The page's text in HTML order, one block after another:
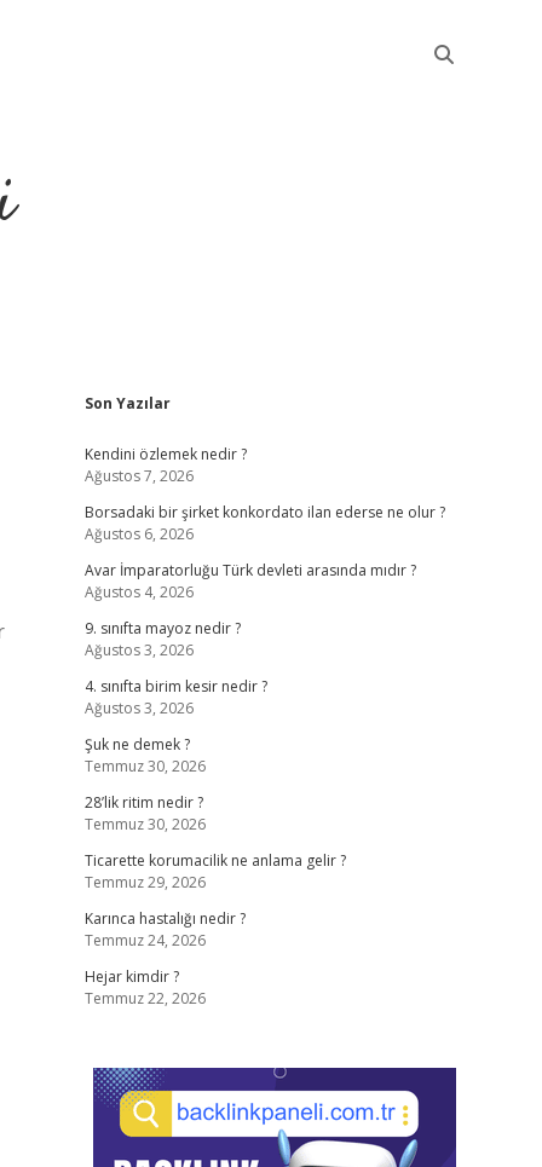
Sidebar
Son Yazılar
Kendini özlemek nedir ?
Ağustos 7, 2026
Borsadaki bir şirket konkordato ilan ederse ne olur ?
Ağustos 6, 2026
Avar İmparatorluğu Türk devleti arasında mıdır ?
Ağustos 4, 2026
9. sınıfta mayoz nedir ?
Ağustos 3, 2026
4. sınıfta birim kesir nedir ?
Ağustos 3, 2026
Şuk ne demek ?
Temmuz 30, 2026
28’lik ritim nedir ?
Temmuz 30, 2026
Ticarette korumacilik ne anlama gelir ?
Temmuz 29, 2026
Karınca hastalığı nedir ?
Temmuz 24, 2026
Hejar kimdir ?
Temmuz 22, 2026